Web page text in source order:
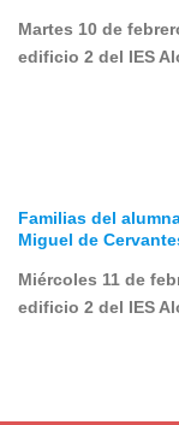
Martes 10 de
edificio 2 del IES
Familias del
Miguel de
Miércoles 11 de
edificio 2 del IES